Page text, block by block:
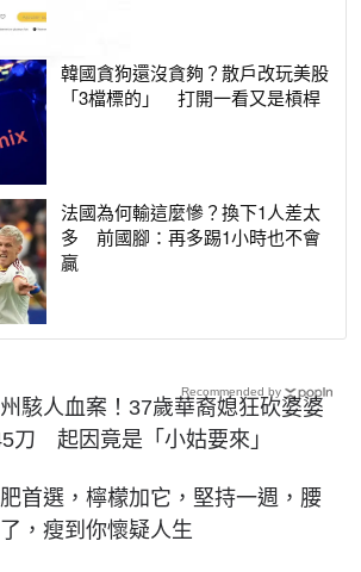
韓國貪狗還沒貪夠？散戶改玩美股
「3檔標的」 打開一看又是槓桿
法國為何輸這麼慘？換下1人差太
多 前國腳：再多踢1小時也不會
贏
駭人血案！37歲華裔媳狂砍婆婆
刀 起因竟是「小姑要來」
首選，檸檬加它，堅持一週，腰
，瘦到你懷疑人生
Recommended by